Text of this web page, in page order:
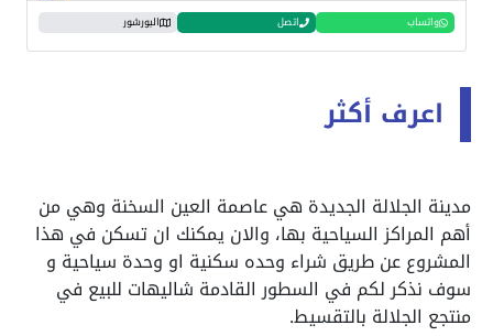
واتساب اتصل البورشور
اعرف أكثر
مدينة الجلالة الجديدة هي عاصمة العين السخنة وهي من
أهم المراكز السياحية بها، والان يمكنك ان تسكن في هذا
المشروع عن طريق شراء وحده سكنية او وحدة سياحية و
سوف نذكر لكم في السطور القادمة شاليهات للبيع في
منتجع الجلالة بالتقسيط.